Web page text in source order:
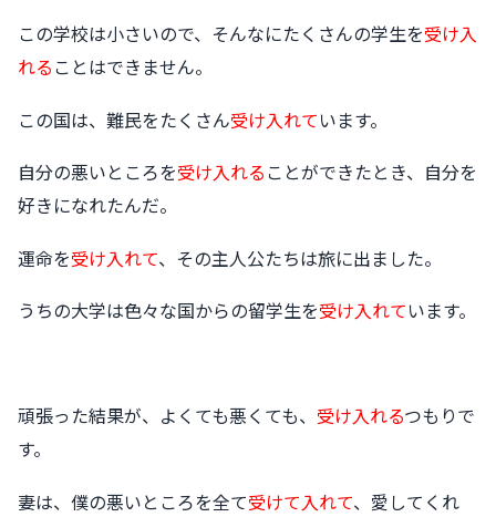
この学校は小さいので、そんなにたくさんの学生を受け入
れる ことはできません。
この国は、難民をたくさん受け入れています。
自分の悪いところを受け入れる ことができたとき、自分を
好きになれたんだ。
運命を受け入れて、その主人公たちは旅に出ました。
うちの大学は色々な国からの留学生を受け入れています。
頑張った結果が、よくても悪くても、 受け入れるつもりで
す。
妻は、僕の悪いところを全て受けて入れて、愛してくれ